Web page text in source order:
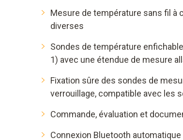
Mesure de température sans fil à
diverses
Sondes de température
1) avec une étendue de mesure
Fixation sûre des sondes de
verrouillage, compatible avec les
Commande, évaluation et
Connexion Bluetooth